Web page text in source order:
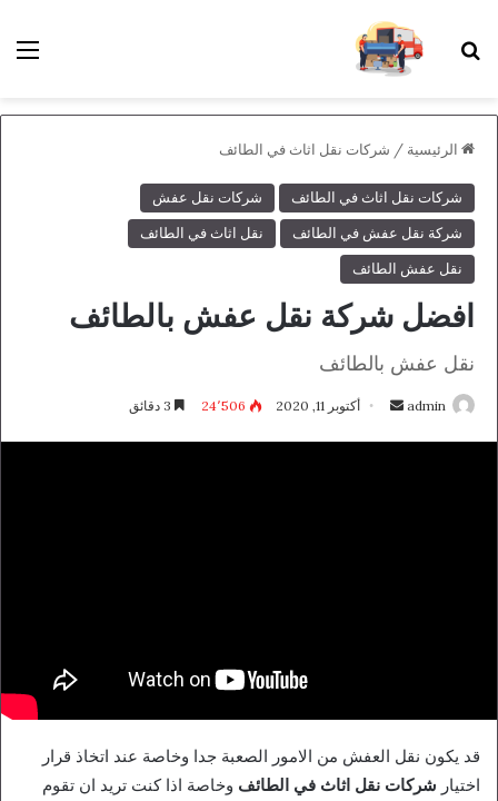
بحث عن
الرئيسية / شركات نقل اثاث في الطائف
شركات نقل اثاث في الطائف
شركات نقل عفش
شركة نقل عفش في الطائف
نقل اثاث في الطائف
نقل عفش الطائف
افضل شركة نقل عفش بالطائف
نقل عفش بالطائف
admin
أرسل أكتوبر 11, 2020 24٬506
قد يكون نقل العفش من الامور الصعبة جدا وخاصة عند اتخاذ قرار
اختيار شركات نقل اثاث في الطائف وخاصة اذا كنت تريد ان تقوم